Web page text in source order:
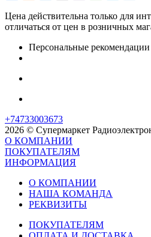
Цена действительна только для
отличаться от цен в розничных
Персональные рекомендации
+74733003673
2026 © Супермаркет
О КОМПАНИИ
ПОКУПАТЕЛЯМ
ИНФОРМАЦИЯ
О КОМПАНИИ
НАША КОМАНДА
РЕКВИЗИТЫ
ПОКУПАТЕЛЯМ